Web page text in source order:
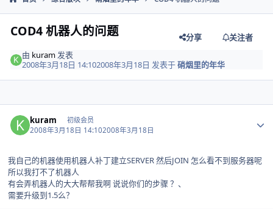
COD4 机器人的问题 分享
关注者
由 kuram 发表
2008年3月18日 14:102008年3月18日 发表于硝烟里的年华
kuram 初级会员
2008年3月18日 14:102008年3月18日
我自己的机器使用机器人补丁建立SERVER 然后JOIN 怎么看不到服务器呢
所以我打不了机器人
有会弄机器人的大大帮帮我啊 说说你们的步骤 ？、
需要升级到1.5么？